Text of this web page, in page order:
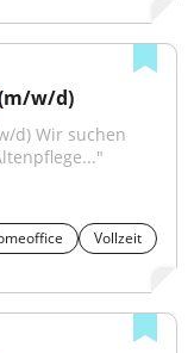
w/d)
d) Wir suchen
Vollzeit